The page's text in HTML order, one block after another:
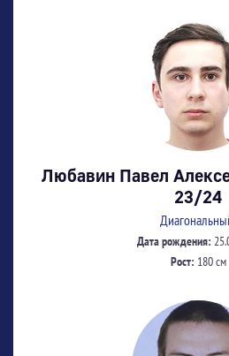
Любавин Павел
23/24
Дата рождения:
Рост: 180 см